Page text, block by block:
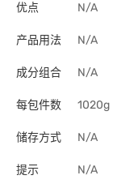
优点 N/A
产品用法 N/A
成分组合 N/A
每包件数 1020g
储存方式 N/A
提示 N/A